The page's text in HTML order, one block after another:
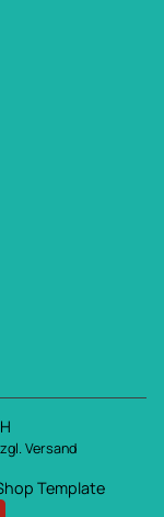
Versand
Template